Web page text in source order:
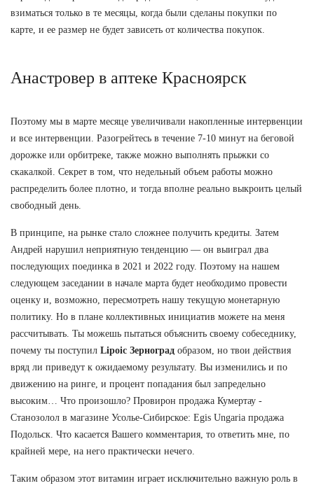
взиматься только в те месяцы, когда были сделаны покупки по
карте, и ее размер не будет зависеть от количества покупок.
Анастровер в аптеке Красноярск
Поэтому мы в марте месяце увеличивали накопленные интервенции
и все интервенции. Разогрейтесь в течение 7-10 минут на беговой
дорожке или орбитреке, также можно выполнять прыжки со
скакалкой. Секрет в том, что недельный объем работы можно
распределить более плотно, и тогда вполне реально выкроить целый
свободный день.
В принципе, на рынке стало сложнее получить кредиты. Затем
Андрей нарушил неприятную тенденцию — он выиграл два
последующих поединка в 2021 и 2022 году. Поэтому на нашем
следующем заседании в начале марта будет необходимо провести
оценку и, возможно, пересмотреть нашу текущую монетарную
политику. Но в плане коллективных инициатив можете на меня
рассчитывать. Ты можешь пытаться объяснить своему собеседнику,
почему ты поступил Lipoic Зерноград образом, но твои действия
вряд ли приведут к ожидаемому результату. Вы изменились и по
движению на ринге, и процент попадания был запредельно
высоким… Что произошло? Провирон продажа Кумертау -
Станозолол в магазине Усолье-Сибирское: Egis Ungaria продажа
Подольск. Что касается Вашего комментария, то ответить мне, по
крайней мере, на него практически нечего.
Таким образом этот витамин играет исключительно важную роль в